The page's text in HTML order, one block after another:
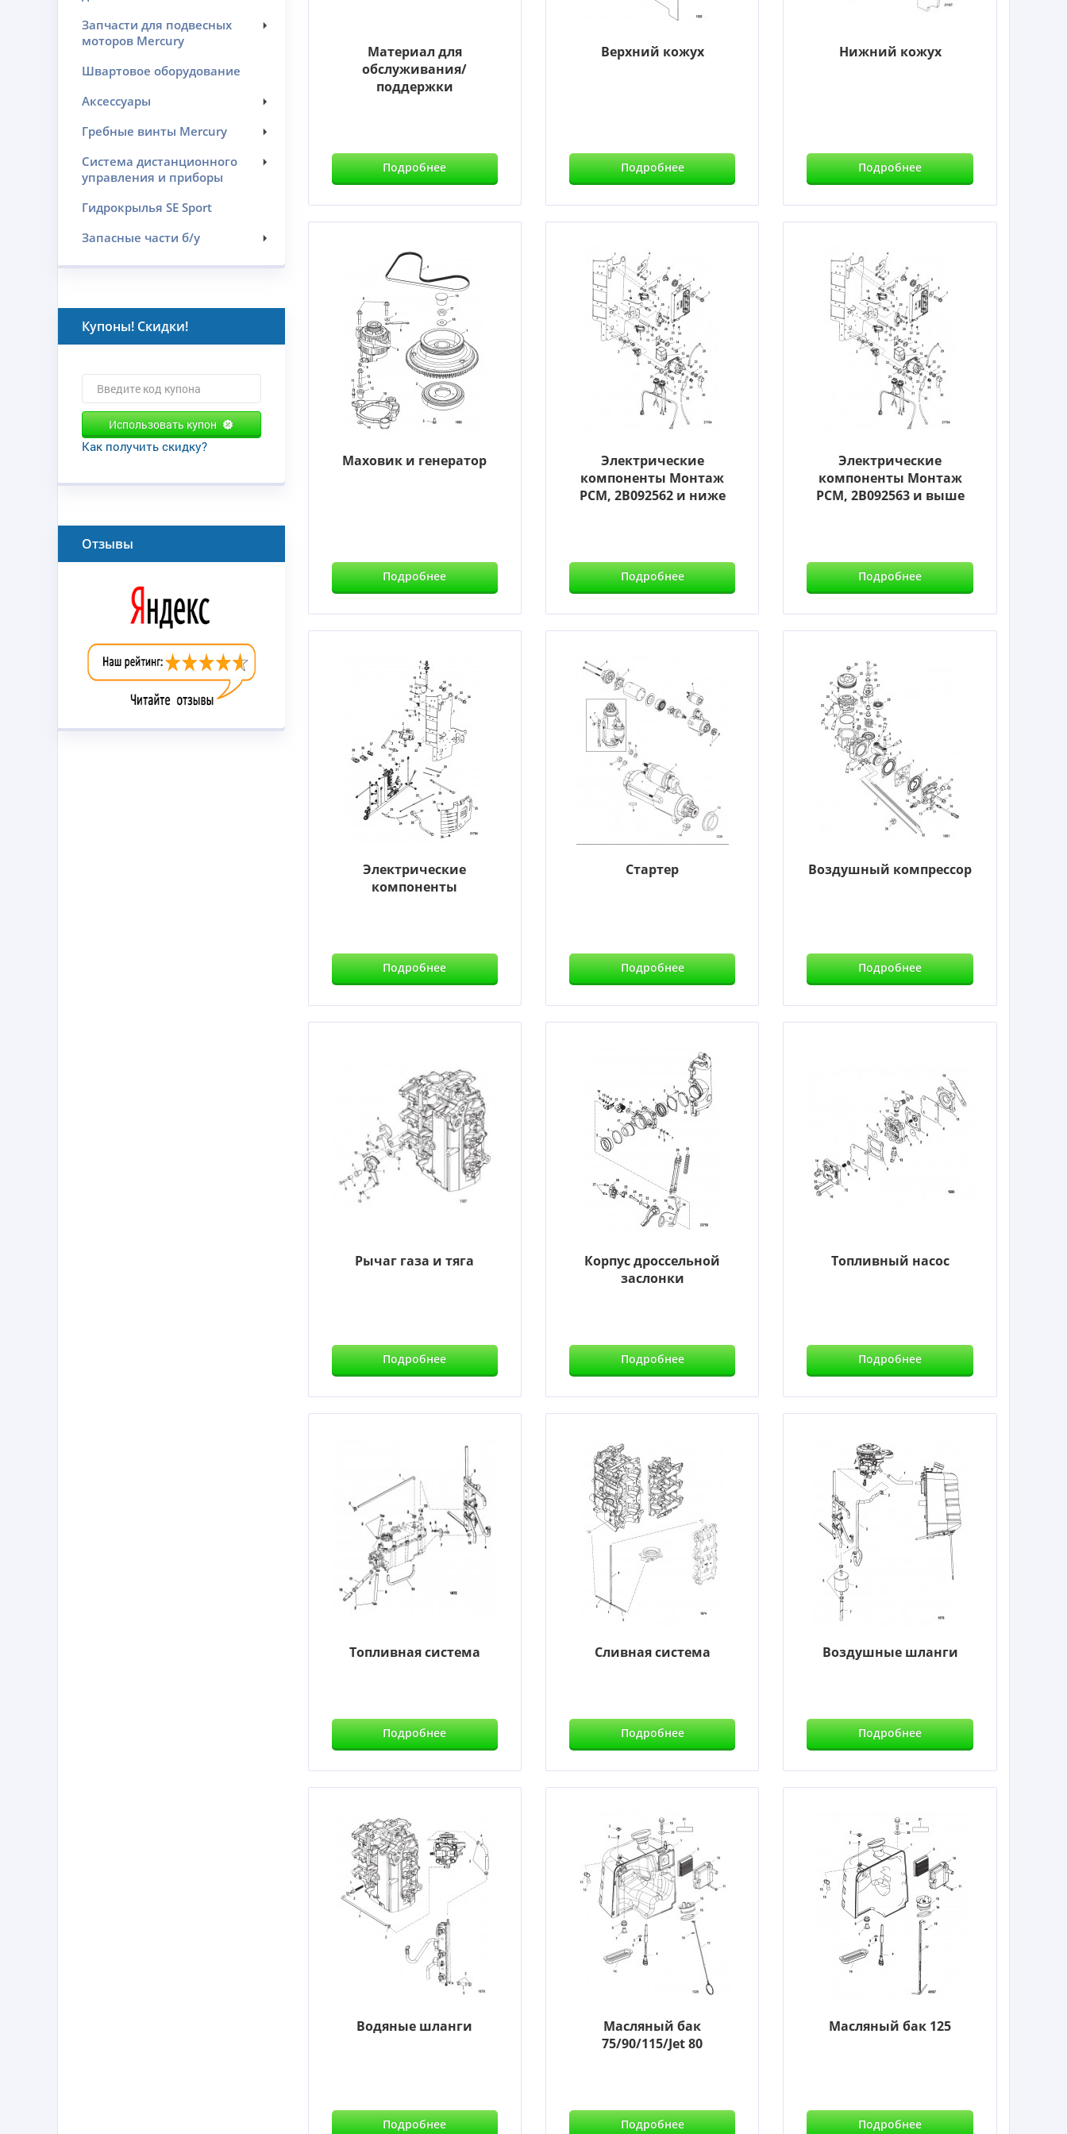
Запчасти для подвесных
моторов Mercury
Швартовое оборудование
Аксессуары
Гребные винты Mercury
Система дистанционного
управления и приборы
Гидрокрылья SE Sport
Запасные части б/у
Купоны! Скидки!
Использовать купон
Как получить скидку?
Отзывы
Материал для
обслуживания/
поддержки
Подробнее
Верхний кожух
Подробнее
Нижний кожух
Подробнее
Маховик и генератор
Подробнее
Электрические
компоненты Монтаж
PCM, 2B092562 и ниже
Подробнее
Электрические
компоненты Монтаж
PCM, 2B092563 и выше
Подробнее
Электрические
компоненты
Подробнее
Стартер
Подробнее
Воздушный компрессор
Подробнее
Рычаг газа и тяга
Подробнее
Корпус дроссельной
заслонки
Подробнее
Топливный насос
Подробнее
Топливная система
Подробнее
Сливная система
Подробнее
Воздушные шланги
Подробнее
Водяные шланги
Подробнее
Масляный бак
75/90/115/Jet 80
Подробнее
Масляный бак 125
Подробнее